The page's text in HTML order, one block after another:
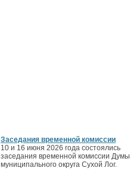
Заседания временной комиссии
10 и 16 июня 2026 года состоялись
заседания временной комиссии Думы
муниципального округа Сухой Лог.